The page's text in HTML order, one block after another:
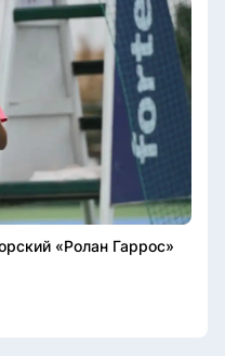
«Ролан Гаррос»